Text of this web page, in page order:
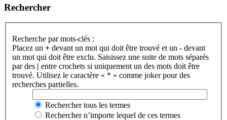
Rechercher
Recherche par mots-clés :
Placez un + devant un mot qui doit être trouvé et un - devant
un mot qui doit être exclu. Saisissez une suite de mots séparés
par des | entre crochets si uniquement un des mots doit être
trouvé. Utilisez le caractère « * » comme joker pour des
recherches partielles.
Rechercher tous les termes
Rechercher n’importe lequel de ces termes